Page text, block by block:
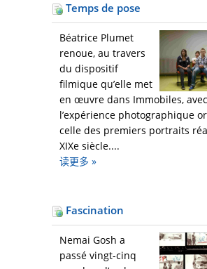
Temps de pose
Béatrice Plumet
renoue, au travers
du dispositif
filmique qu’elle met
en œuvre dans Immobiles, avec
l’expérience photographique
celle des premiers portraits
XIXe siècle....
读更多 »
Fascination
Nemai Gosh a
passé vingt-cinq